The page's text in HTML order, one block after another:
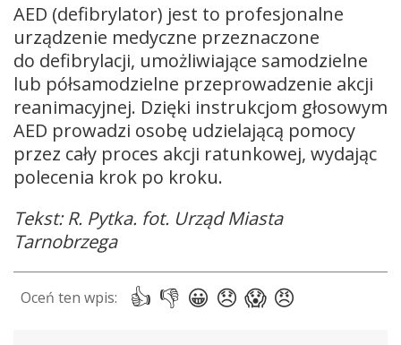
AED (defibrylator) jest to profesjonalne
urządzenie medyczne przeznaczone
do defibrylacji, umożliwiające samodzielne
lub półsamodzielne przeprowadzenie akcji
reanimacyjnej. Dzięki instrukcjom głosowym
AED prowadzi osobę udzielającą pomocy
przez cały proces akcji ratunkowej, wydając
polecenia krok po kroku.
Tekst: R. Pytka. fot. Urząd Miasta
Tarnobrzega